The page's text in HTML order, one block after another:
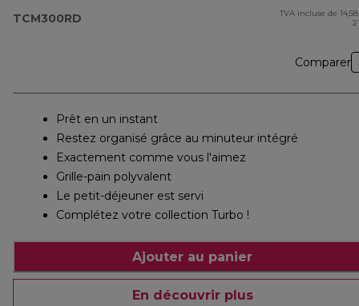
TCM300RD
TVA incluse de
Comparer
Prêt en un instant
Restez organisé grâce au minuteur intégré
Exactement comme vous l'aimez
Grille-pain polyvalent
Le petit-déjeuner est servi
Complétez votre collection Turbo !
Ajouter au panier
En découvrir plus